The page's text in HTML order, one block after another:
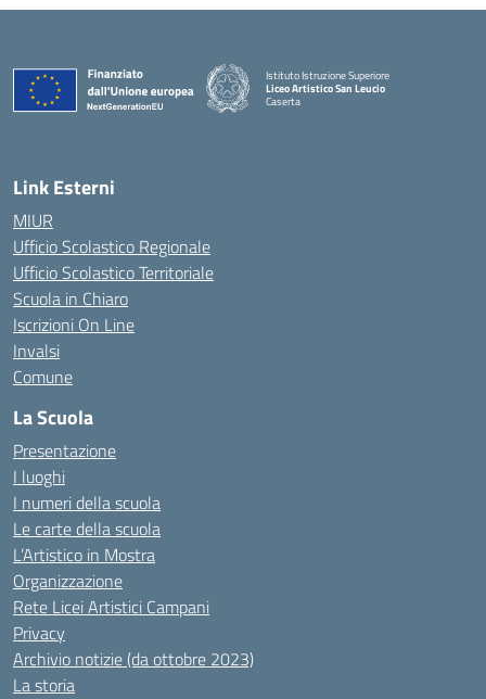
Istituto Istruzione Superiore
Liceo Artistico San Leucio
Caserta
Link Esterni
MIUR
Ufficio Scolastico Regionale
Ufficio Scolastico Territoriale
Scuola in Chiaro
Iscrizioni On Line
Invalsi
Comune
La Scuola
Presentazione
I luoghi
I numeri della scuola
Le carte della scuola
L’Artistico in Mostra
Organizzazione
Rete Licei Artistici Campani
Privacy
Archivio notizie (da ottobre 2023)
La storia